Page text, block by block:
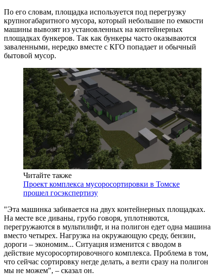
По его словам, площадка используется под перегрузку
крупногабаритного мусора, который небольшие по емкости
машины вывозят из установленных на контейнерных
площадках бункеров. Так как бункеры часто оказываются
заваленными, нередко вместе с КГО попадает и обычный
бытовой мусор.
Читайте также
Проект комплекса мусоросортировки в Томске
прошел госэкспертизу
"Эта машинка забивается на двух контейнерных площадках.
На месте все диваны, грубо говоря, уплотняются,
перегружаются в мультилифт, и на полигон едет одна машина
вместо четырех. Нагрузка на окружающую среду, бензин,
дороги – экономим... Ситуация изменится с вводом в
действие мусоросортировочного комплекса. Проблема в том,
что сейчас сортировку негде делать, а везти сразу на полигон
мы не можем", – сказал он.